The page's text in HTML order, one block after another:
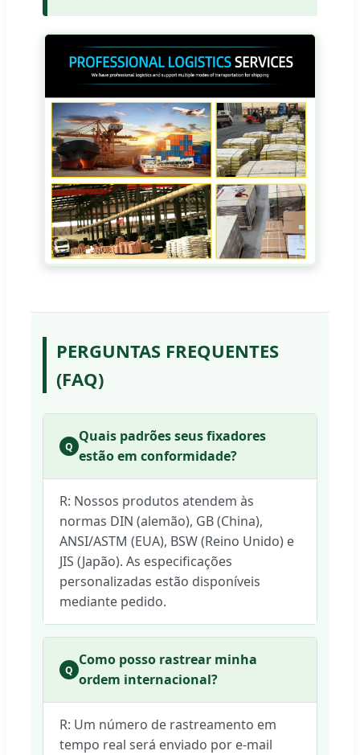
PERGUNTAS FREQUENTES
(FAQ)
Q
Quais padrões seus fixadores
estão em conformidade?
R: Nossos produtos atendem às
normas DIN (alemão), GB (China),
ANSI/ASTM (EUA), BSW (Reino Unido) e
JIS (Japão). As especificações
personalizadas estão disponíveis
mediante pedido.
Q
Como posso rastrear minha
ordem internacional?
R: Um número de rastreamento em
tempo real será enviado por e-mail